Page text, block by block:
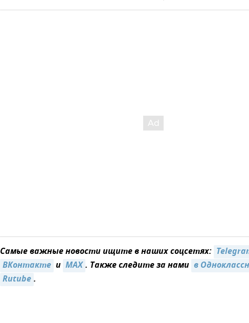
Самые важные новости ищите в наших соцсетях:
ВКонтакте и MAX. Также следите за нами в
Rutube.